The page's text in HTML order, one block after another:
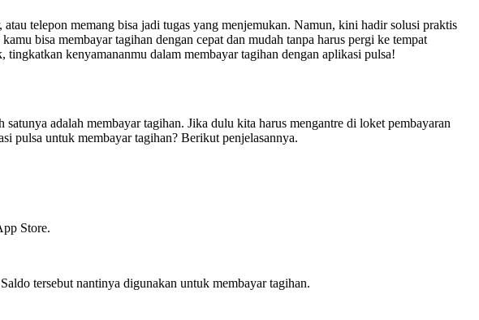
telepon memang bisa jadi tugas yang menjemukan. Namun, kini hadir solusi praktis
bisa membayar tagihan dengan cepat dan mudah tanpa harus pergi ke tempat
kenyamananmu dalam membayar tagihan dengan aplikasi pulsa!
adalah membayar tagihan. Jika dulu kita harus mengantre di loket pembayaran
pulsa untuk membayar tagihan? Berikut penjelasannya.
Store.
tersebut nantinya digunakan untuk membayar tagihan.